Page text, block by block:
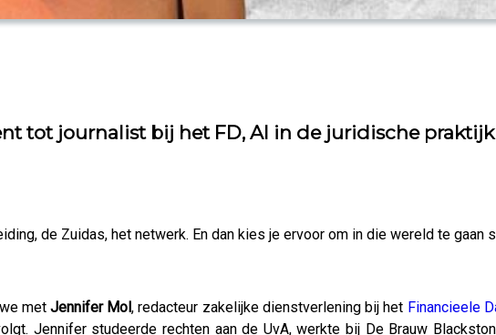
tot journalist bij het FD, AI in de juridische
de Zuidas, het netwerk. En dan kies je ervoor om in die wereld te gaan
met Jennifer Mol, redacteur zakelijke dienstverlening bij het Financieele
Jennifer studeerde rechten aan de UvA, werkte bij De Brauw